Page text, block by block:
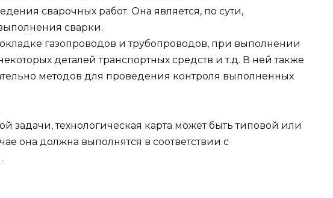
сварочных работ. Она является, по сути,
сварки.
газопроводов и трубопроводов, при выполнении
деталей транспортных средств и т.д. В ней также
методов для проведения контроля выполненных
задачи, технологическая карта может быть типовой или
она должна выполнятся в соответствии с